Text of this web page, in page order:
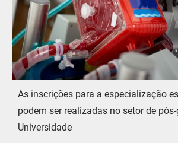
As inscrições para a especialização
podem ser realizadas no setor de
Universidade